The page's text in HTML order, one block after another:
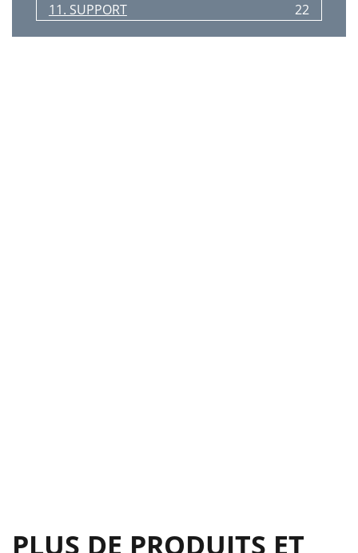
11. SUPPORT
22
12. NOTICES
23
PLUS DE PRODUITS ET